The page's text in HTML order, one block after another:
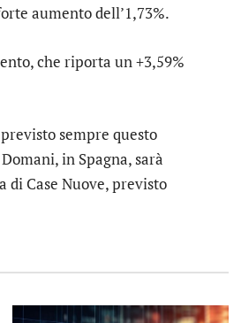
aumento dell’1,73%.
, che riporta un +3,59%
sempre questo
in Spagna, sarà
Case Nuove, previsto